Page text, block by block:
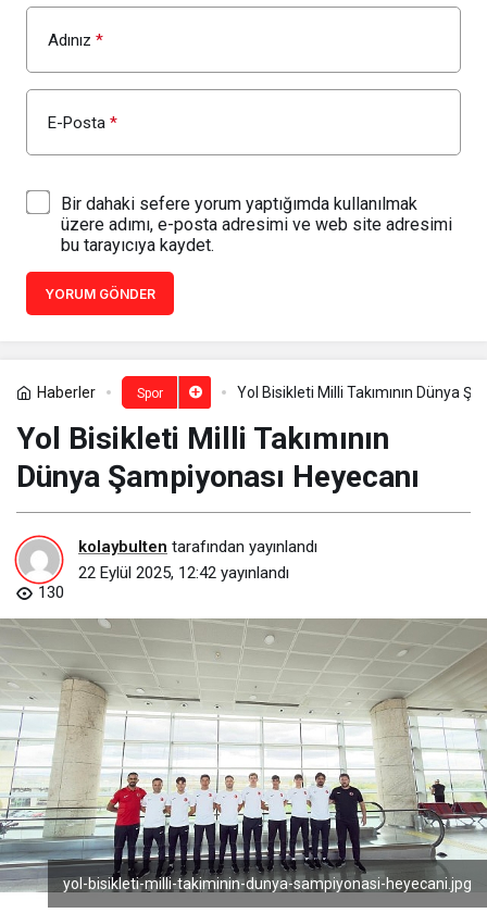
Adınız *
E-Posta *
Bir dahaki sefere yorum yaptığımda kullanılmak
üzere adımı, e-posta adresimi ve web site adresimi
bu tarayıcıya kaydet.
YORUM GÖNDER
Haberler Spor Yol Bisikleti Milli Takımının Dünya
Yol Bisikleti Milli Takımının
Dünya Şampiyonası Heyecanı
kolaybulten tarafından yayınlandı
22 Eylül 2025, 12:42 yayınlandı
130
yol-bisikleti-milli-takiminin-dunya-sampiyonasi-heyecani.jpg